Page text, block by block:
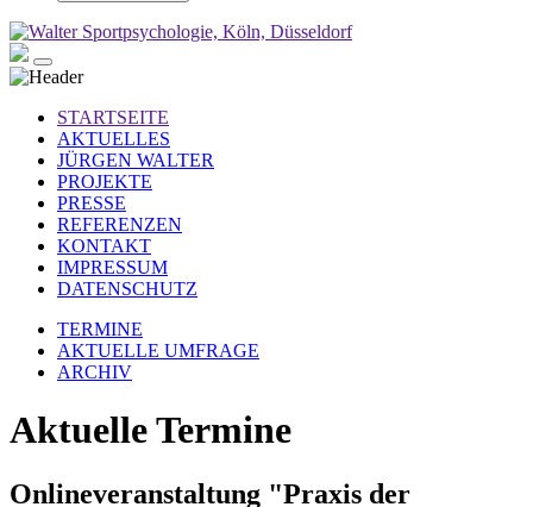
STARTSEITE
AKTUELLES
JÜRGEN WALTER
PROJEKTE
PRESSE
REFERENZEN
KONTAKT
IMPRESSUM
DATENSCHUTZ
TERMINE
AKTUELLE UMFRAGE
ARCHIV
Aktuelle Termine
Onlineveranstaltung "Praxis der